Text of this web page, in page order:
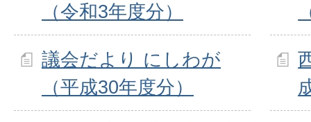
（令和3年度分）
議会だより にしわが
（平成30年度分）